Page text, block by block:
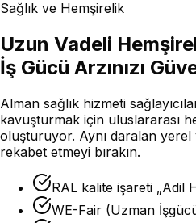
Sağlık ve Hemşirelik
Uzun Vadeli
İş Gücü Arzınızı
Alman sağlık hizmeti
kavuşturmak için uluslararası
oluşturuyor. Aynı daralan
rekabet etmeyi bırakın.
RAL kalite işareti „Adil
WE-Fair (Uzman